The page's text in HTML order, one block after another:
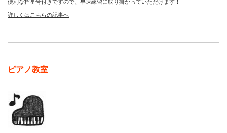
便利な指番号付きですので、早速練習に取り掛かっていただけます！
詳しくはこちらの記事へ
ピアノ教室